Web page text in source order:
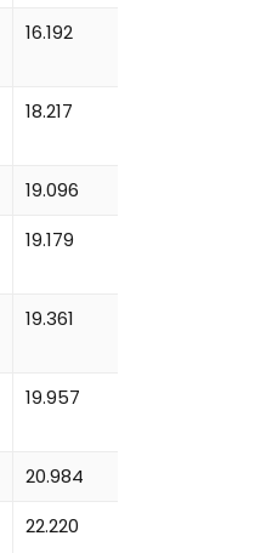
16.192
18.217
19.096
19.179
19.361
19.957
20.984
22.220